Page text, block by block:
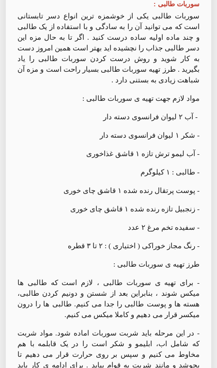
سوربات طالبی :
سوربات طالبی یکی از خوشمزه ترین انواع دسر تابستانی
است که می توانید آن را به سادگی و با استفاده از یک طالبی
و چند ماده اولیه ساده درست کنید . اگر تا به حال مزه این
دسر طالبی جذاب را نچشیده اید بهتر است همین امروز دست
به کار شوید و روش درست کردن سوربات طالبی را یاد
بگیرید . طرز تهیه سوربات طالبی بسیار راحت است و مزه آن
شباهت زیادی به بستنی دارد .
مواد لازم جهت تهیه ی سوربات طالبی :
- آب ۲ لیوان فرانسوی دسته دار
- شکر ۱ لیوان فرانسوی دسته دار
- آب لیمو ترش تازه ۱ قاشق غذاخوری
- طالبی : ۱ کیلوگرم
- پوست پرتقال رنده شده ۱ قاشق چای خوری
- زنجبیل تازه رنده شده ۱ قاشق چای خوری
- سفیده تخم مرغ ۲ عدد
- رنگ مجاز خوراکی ( اختیاری ) : ۲ تا ۳ قطره
طرز تهیه ی سوربات طالبی :
- برای تهیه ی سوربات طالبی ، لازم است که طالبی ها
میکس شوند ، بنابراین بعد از شستن و دونیم کردن طالبی،
هسته ها و پوست طالبی را جدا می کنیم. طالبی ها را درون
میکسر قرار می دهیم و کاملا میکس می کنیم.
- در این مرحله باید شربت سوربات اماده شود. مواد شربت
که شامل اب، ابلیمو و شکر است را در یک قابلمه با هم
مخاوط می کنیم و سپس بر روی حرارت قرار می دهیم تا
بجوشد و مانند شربت به قوام بیاید . برای ادامه ی کار باید